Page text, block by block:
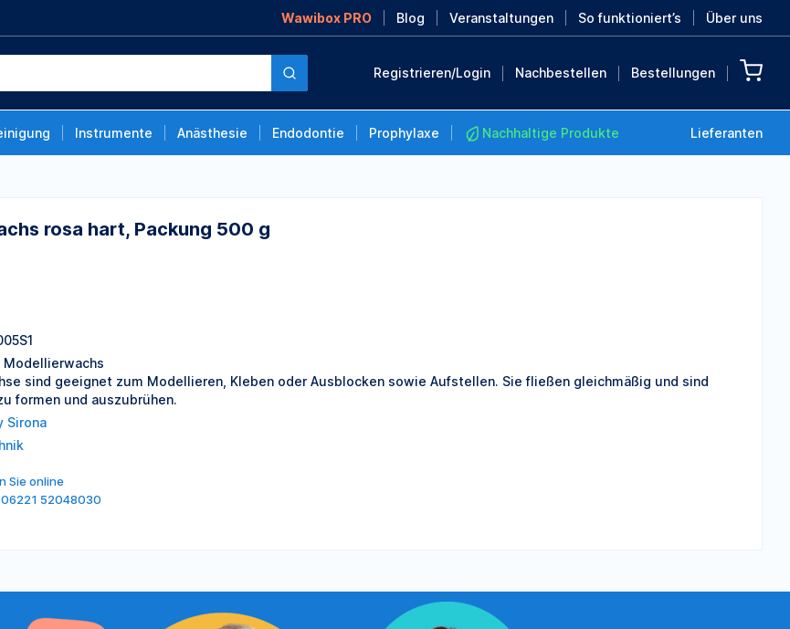
Wawibox PRO Blog Veranstaltungen So funktioniert’s Über uns
Registrieren/Login Nachbestellen Bestellungen
Instrumente Anästhesie Endodontie Prophylaxe Nachhaltige Produkte Lieferanten
rosa hart, Packung 500 g
Modellierwachs
sind geeignet zum Modellieren, Kleben oder Ausblocken sowie Aufstellen. Sie fließen gleichmäßig und sind
formen und auszubrühen.
Sirona
Sie online
06221 52048030